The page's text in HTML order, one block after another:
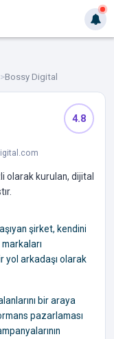
Bossy Digital
4.8
olarak kurulan, dijital
şirket, kendini
yol arkadaşı olarak
bir araya
pazarlaması